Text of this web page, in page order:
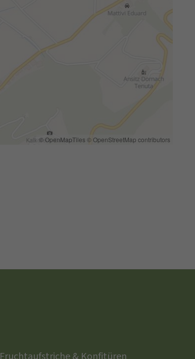
© OpenMapTiles © OpenStreetMap contributors